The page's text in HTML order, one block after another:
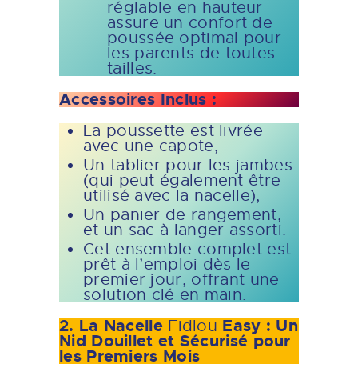
réglable en hauteur
assure un confort de
poussée optimal pour
les parents de toutes
tailles.
Accessoires Inclus :
La poussette est livrée
avec une capote,
Un tablier pour les jambes
(qui peut également être
utilisé avec la nacelle),
Un panier de rangement,
et un sac à langer assorti.
Cet ensemble complet est
prêt à l’emploi dès le
premier jour, offrant une
solution clé en main.
2. La Nacelle Fidlou Easy : Un
Nid Douillet et Sécurisé pour
les Premiers Mois